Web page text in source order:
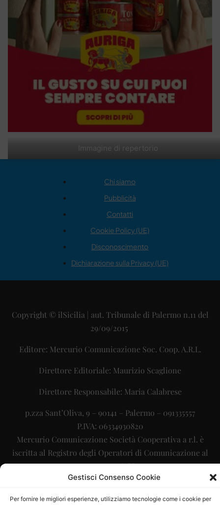
Gestisci Consenso Cookie
Per fornire le migliori esperienze, utilizziamo tecnologie come i cookie per
Immagine di repertorio
Chi siamo
Pubblicità
Contatti
Cookie Policy (UE)
Disconoscimento
Dichiarazione sulla Privacy (UE)
Copyright © ilSicilia | aut. Tribunale di Palermo n.11 del
29/09/2015
Editore: Mercurio Comunicazione Soc. Coop. A.R.L.
Direttore Editoriale: Maurizio Scaglione
Direttore Responsabile: Maria Calabrese
p.zza Sant’Oliva, 9 – 90141 – Palermo – 091335557
P.IVA: 06334930820
Mercurio Comunicazione Società Cooperativa a r.l. è
iscritta al Registro degli Operatori di Comunicazione al
numero 26988